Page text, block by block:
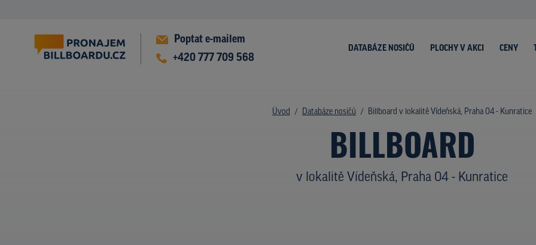
Poptat e-mailem
+420 777 709 568
DATABÁZE NOSIČŮ PLOCHY V AKCI CENY
Úvod Databáze nosičů Billboard v lokalitě Vídeňská, Praha 04 - Kunratice
BILLBOARD
v lokalitě Vídeňská, Praha 04 - Kunratice